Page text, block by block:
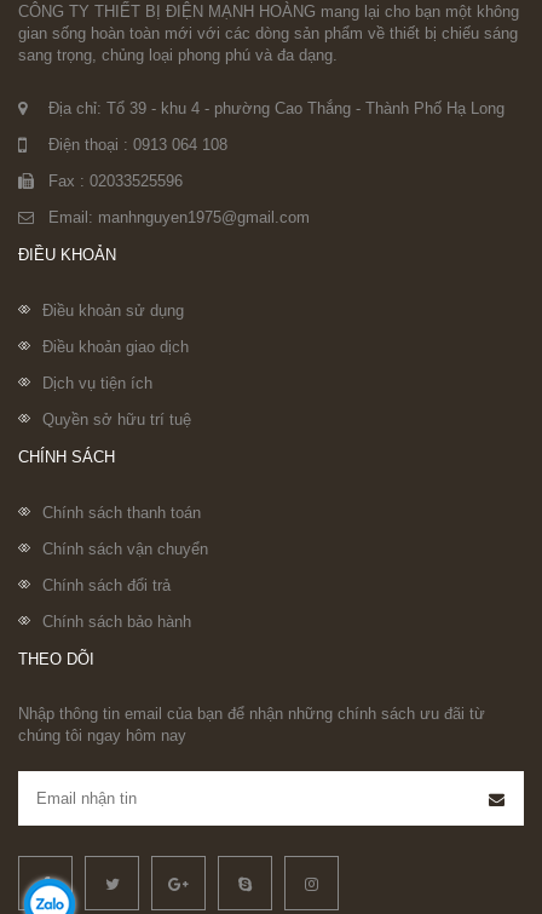
CÔNG TY THIẾT BỊ ĐIỆN MẠNH HOÀNG mang lại cho bạn một không
gian sống hoàn toàn mới với các dòng sản phẩm về thiết bị chiếu sáng
sang trọng, chủng loại phong phú và đa dạng.
Địa chỉ: Tổ 39 - khu 4 - phường Cao Thắng - Thành Phố Hạ Long
Điện thoại : 0913 064 108
Fax : 02033525596
Email: manhnguyen1975@gmail.com
ĐIỀU KHOẢN
Điều khoản sử dụng
Điều khoản giao dịch
Dịch vụ tiện ích
Quyền sở hữu trí tuệ
CHÍNH SÁCH
Chính sách thanh toán
Chính sách vận chuyển
Chính sách đổi trả
Chính sách bảo hành
THEO DÕI
Nhập thông tin email của bạn để nhận những chính sách ưu đãi từ
chúng tôi ngay hôm nay